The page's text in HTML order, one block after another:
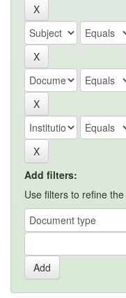
Add filters:
Use filters to refine